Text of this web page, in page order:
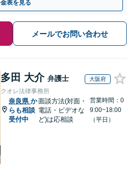
表を見る
メールでお問い合わせ
多田 大介 弁護士 大阪府
クオレ法律事務所
奈良県 か
らも相談
受付中
面談方法(対面・
電話・ビデオな
ど)は応相談
営業時間：0
9:00~18:00
（平日）